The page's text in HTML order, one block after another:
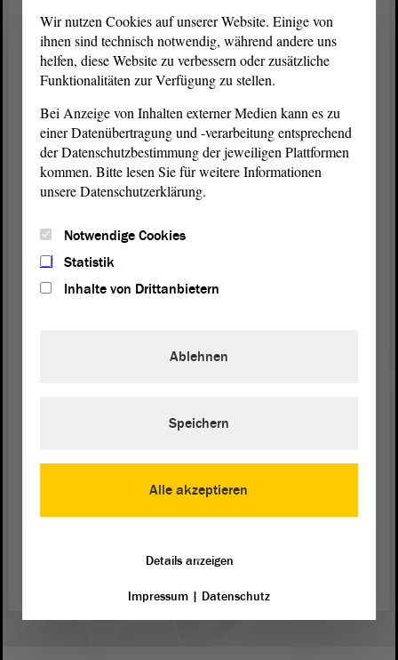
praktische Unterstützung: von der Energieberatung
bis hin zur Begleitung bei Sanierungsmaßnahmen.
Mit einem sozialen Wohnungsbau, der auf
Klimaschutz und Klimaanpassung ausgerichtet ist,
würden wir einen wichtigen Schritt gehen. Das darf
keine soziale Frage sein.
(Zustimmung bei den GRÜNEN)
uns imAusschusseinmal diesen Fragen der
wohnungslosen Menschen widmen. Ich kann mich
gar nicht erinnern, dass das in diesem
jedenfalls nicht in unserem
Ich fände es gut, wenn wir das tatsächlich täten.
Wir nutzen Cookies auf unserer Website. Einige von
ihnen sind technisch notwendig, während andere uns
helfen, diese Website zu verbessern oder zusätzliche
Funktionalitäten zur Verfügung zu stellen.
Bei Anzeige von Inhalten externer Medien kann es zu
einer Datenübertragung und -verarbeitung entsprechend
der Datenschutzbestimmung der jeweiligen Plattformen
kommen. Bitte lesen Sie für weitere Informationen
unsere Datenschutzerklärung.
Notwendige Cookies
Statistik
Inhalte von Drittanbietern
Alle akzeptieren
Ablehnen
Speichern
Details anzeigen
Impressum| Datenschutz